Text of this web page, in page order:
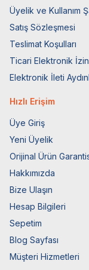
Üyelik ve Kullanım
Satış Sözleşmesi
Teslimat Koşulları
Ticari Elektronik İzin
Elektronik İleti
Hızlı Erişim
Üye Giriş
Yeni Üyelik
Orijinal Ürün
Hakkımızda
Bize Ulaşın
Hesap Bilgileri
Sepetim
Blog Sayfası
Müşteri Hizmetleri